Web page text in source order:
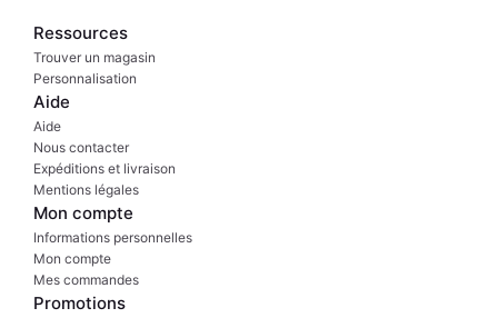
Ressources
Trouver un magasin
Personnalisation
Aide
Aide
Nous contacter
Expéditions et livraison
Mentions légales
Mon compte
Informations personnelles
Mon compte
Mes commandes
Promotions